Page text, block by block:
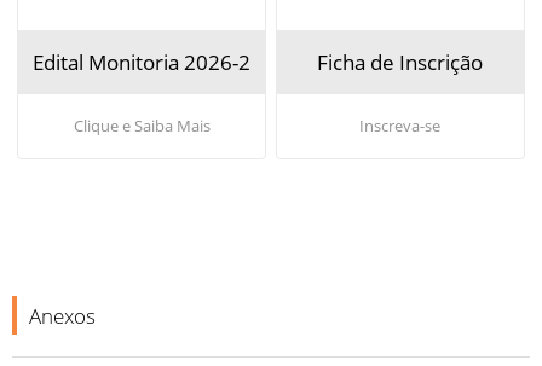
Edital Monitoria 2026-2
Clique e Saiba Mais
Ficha de Inscrição
Inscreva-se
Anexos